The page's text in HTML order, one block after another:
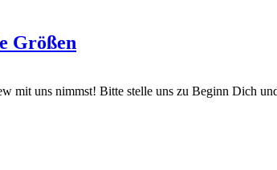
Größen
mit uns nimmst! Bitte stelle uns zu Beginn Dich